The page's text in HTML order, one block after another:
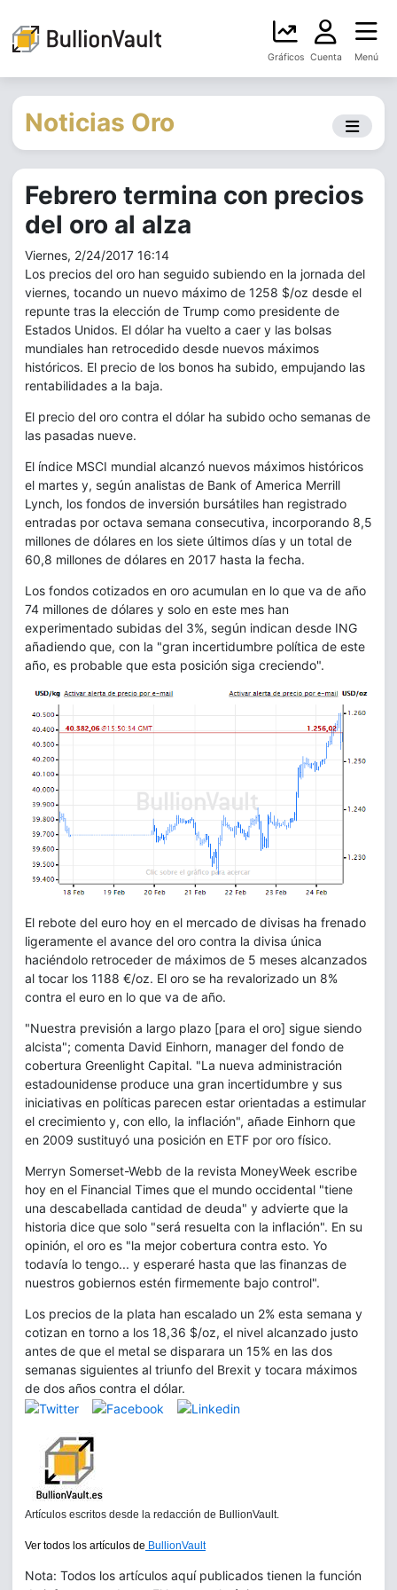
Gráficos Cuenta Menú
Noticias Oro
Febrero termina con precios
del oro al alza
Viernes, 2/24/2017 16:14
Los precios del oro han seguido subiendo en la jornada del
viernes, tocando un nuevo máximo de 1258 $/oz desde el
repunte tras la elección de Trump como presidente de
Estados Unidos. El dólar ha vuelto a caer y las bolsas
mundiales han retrocedido desde nuevos máximos
históricos. El precio de los bonos ha subido, empujando las
rentabilidades a la baja.
El precio del oro contra el dólar ha subido ocho semanas de
las pasadas nueve.
El índice MSCI mundial alcanzó nuevos máximos históricos
el martes y, según analistas de Bank of America Merrill
Lynch, los fondos de inversión bursátiles han registrado
entradas por octava semana consecutiva, incorporando 8,5
millones de dólares en los siete últimos días y un total de
60,8 millones de dólares en 2017 hasta la fecha.
Los fondos cotizados en oro acumulan en lo que va de año
74 millones de dólares y solo en este mes han
experimentado subidas del 3%, según indican desde ING
añadiendo que, con la "gran incertidumbre política de este
año, es probable que esta posición siga creciendo".
El rebote del euro hoy en el mercado de divisas ha frenado
ligeramente el avance del oro contra la divisa única
haciéndolo retroceder de máximos de 5 meses alcanzados
al tocar los 1188 €/oz. El oro se ha revalorizado un 8%
contra el euro en lo que va de año.
"Nuestra previsión a largo plazo [para el oro] sigue siendo
alcista"; comenta David Einhorn, manager del fondo de
cobertura Greenlight Capital. "La nueva administración
estadounidense produce una gran incertidumbre y sus
iniciativas en políticas parecen estar orientadas a estimular
el crecimiento y, con ello, la inflación", añade Einhorn que
en 2009 sustituyó una posición en ETF por oro físico.
Merryn Somerset-Webb de la revista MoneyWeek escribe
hoy en el Financial Times que el mundo occidental "tiene
una descabellada cantidad de deuda" y advierte que la
historia dice que solo "será resuelta con la inflación". En su
opinión, el oro es "la mejor cobertura contra esto. Yo
todavía lo tengo... y esperaré hasta que las finanzas de
nuestros gobiernos estén firmemente bajo control".
Los precios de la plata han escalado un 2% esta semana y
cotizan en torno a los 18,36 $/oz, el nivel alcanzado justo
antes de que el metal se disparara un 15% en las dos
semanas siguientes al triunfo del Brexit y tocara máximos
de dos años contra el dólar.
Artículos escritos desde la redacción de BullionVault.
Ver todos los artículos de BullionVault
Nota: Todos los artículos aquí publicados tienen la función